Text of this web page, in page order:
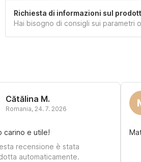
Richiesta di informazioni sul
Hai bisogno di consigli sui parametri
Cătălina M.
Romania, 24. 7. 2026
carino e utile!
recensione è stata
automaticamente.